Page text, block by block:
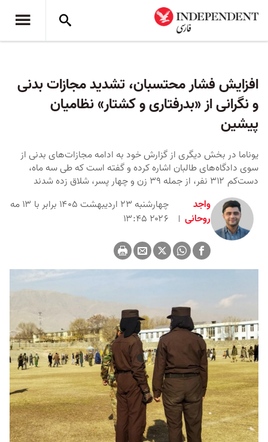
افزایش فشار محتسبان، تشدید مجازات بدنی
و نگرانی از «بدرفتاری و کشتار» نظامیان
پیشین
یوناما در بخش دیگری از گزارش خود به ادامه مجازات‌های بدنی از
سوی دادگاه‌های طالبان اشاره کرده و گفته است که طی سه ماه،
دست‌کم ۳۱۲ نفر، از جمله ۳۹ زن و چهار پسر، شلاق زده شدند
واجد
روحانی
چهارشنبه ۲۳ اردیبهشت ۱۴۰۵ برابر با ۱۳ مه
۲۰۲۶ ۱۳:۴۵